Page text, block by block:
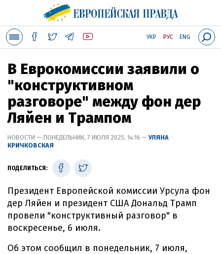
УКР РУС ENG
В Еврокомиссии заявили о
"конструктивном
разговоре" между фон дер
Ляйен и Трампом
НОВОСТИ — ПОНЕДЕЛЬНИК, 7 ИЮЛЯ 2025, 14:16 — УЛЯНА
КРИЧКОВСКАЯ
ПОДЕЛИТЬСЯ:
Президент Европейской комиссии Урсула фон
дер Ляйен и президент США Дональд Трамп
провели "конструктивный разговор" в
воскресенье, 6 июля.
Об этом сообщил в понедельник, 7 июля,